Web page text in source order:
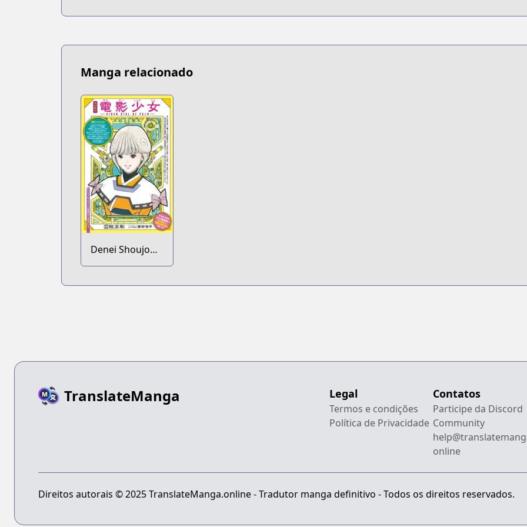
Manga relacionado
Denei Shoujo
2018
TranslateManga Legal
Termos e condições
Política de Privacidade
Contatos
Participe da Discord
Community
online
Direitos autorais © 2025 TranslateManga.online - Tradutor manga definitivo - Todos os direitos reservados.